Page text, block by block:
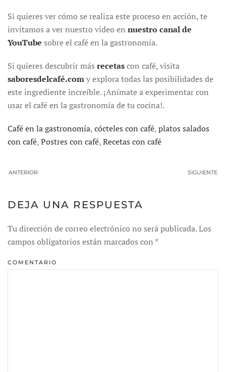
Si quieres ver cómo se realiza este proceso en acción, te
invitamos a ver nuestro video en nuestro canal de
YouTube sobre el café en la gastronomía.
Si quieres descubrir más recetascon café, visita
saboresdelcafé.comy explora todas las posibilidades de
este ingrediente increíble. ¡Anímate a experimentar con
usar el café en la gastronomía de tu cocina!.
Café en la gastronomía,cócteles con café,platos salados
con café,Postres con café,Recetas con café
ANTERIOR SIGUIENTE
DEJA UNA RESPUESTA
Tu dirección de correo electrónico no será publicada. Los
campos obligatorios están marcados con *
COMENTARIO